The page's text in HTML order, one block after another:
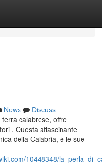
News
Discuss
calabrese, offre
. Questa affascinante
della Calabria, è le sue
10448348/